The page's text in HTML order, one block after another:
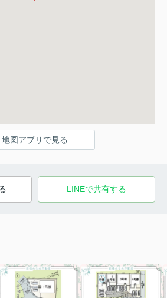
地図アプリで見る
LINEで共有する